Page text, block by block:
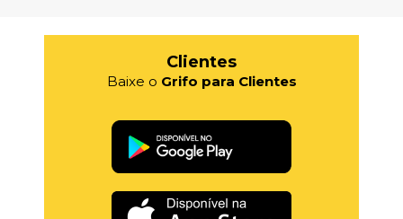
Clientes
Baixe o Grifo para Clientes